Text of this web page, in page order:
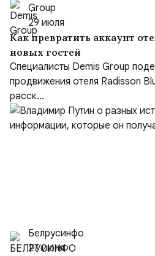
Group
29 июля
Как превратить аккаунт
новых гостей
Специалисты Demis Group
продвижения отеля Radisson
расск...
Белрусинфо
27 июля